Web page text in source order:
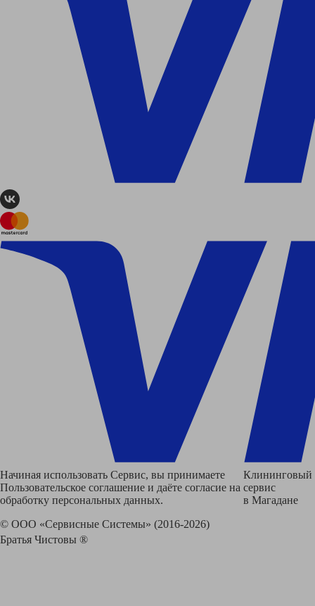
Начиная использовать Сервис, вы принимаете
Пользовательское соглашение и даёте согласие на
обработку персональных данных.
© ООО «Сервисные Системы» (2016-2026)
Братья Чистовы ®
Клининговый
сервис
в Магадане